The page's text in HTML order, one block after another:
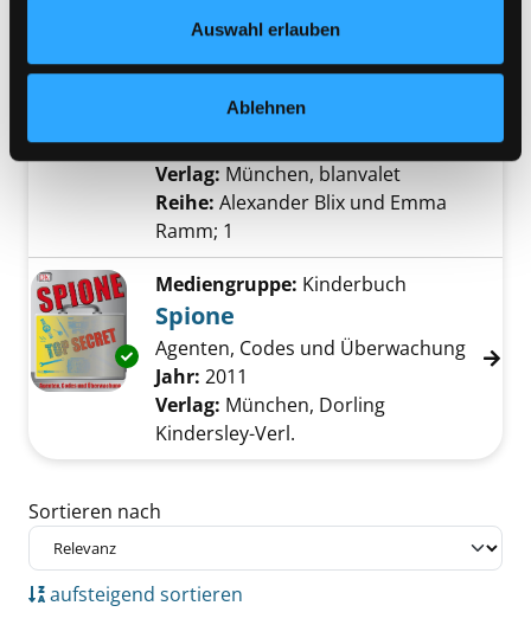
Auswahl erlauben
Ablehnen
Exemplar-Details von Blutzahl anzeigen
Mediengruppe:Belletristik
Blutzahl
Jørn LierSuche nach diesem Verfasser
Jahr:2020
Verlag: München, blanvalet
Reihe: Alexander Blix und Emma
Ramm; 1
Exemplar-Details von Spione anzeigen
Mediengruppe: Kinderbuch
Spione
Agenten, Codes und Überwachung
Suche nach diesem Verfasser
Jahr: 2011
Verlag: München, Dorling
Kindersley-Verl.
Zu den Suchfiltern springen
Sortieren nach
aufsteigend sortieren